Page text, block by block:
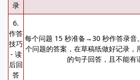
录
6.
作答
技巧
- 读
后回
答
每个问题 15 秒准备→30 秒作答录音
个问题的答案，在草稿纸做好记录，
的句子回答，且不能有